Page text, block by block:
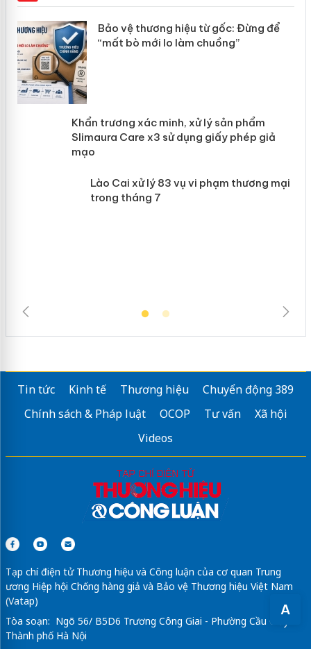
A
Bảo vệ thương hiệu từ gốc: Đừng để
“mất bò mới lo làm chuồng”
Khẩn trương xác minh, xử lý sản phẩm
Slimaura Care x3 sử dụng giấy phép
Tin tức Kinh tế Thương hiệu
Chuyển động 389
Chính sách & Pháp luật
OCOP Tư vấn
Xã hội
Videos
Tạp chí điện tử Thương hiệu và Công luận của cơ quan Trung
ương Hiệp hội Chống hàng giả và Bảo vệ Thương hiệu Việt Nam
(Vatap)
Tòa soạn: Ngõ 56/ B5D6 Trương Công Giai - Phường Cầu Giấy -
Thành phố Hà Nội